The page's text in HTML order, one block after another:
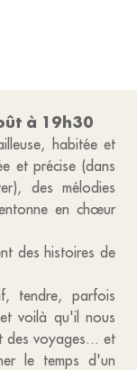
à 19h30
habitée et
et précise (dans
des mélodies
en chœur
des histoires de
tendre, parfois
voilà qu'il nous
des voyages... et
le temps d'un